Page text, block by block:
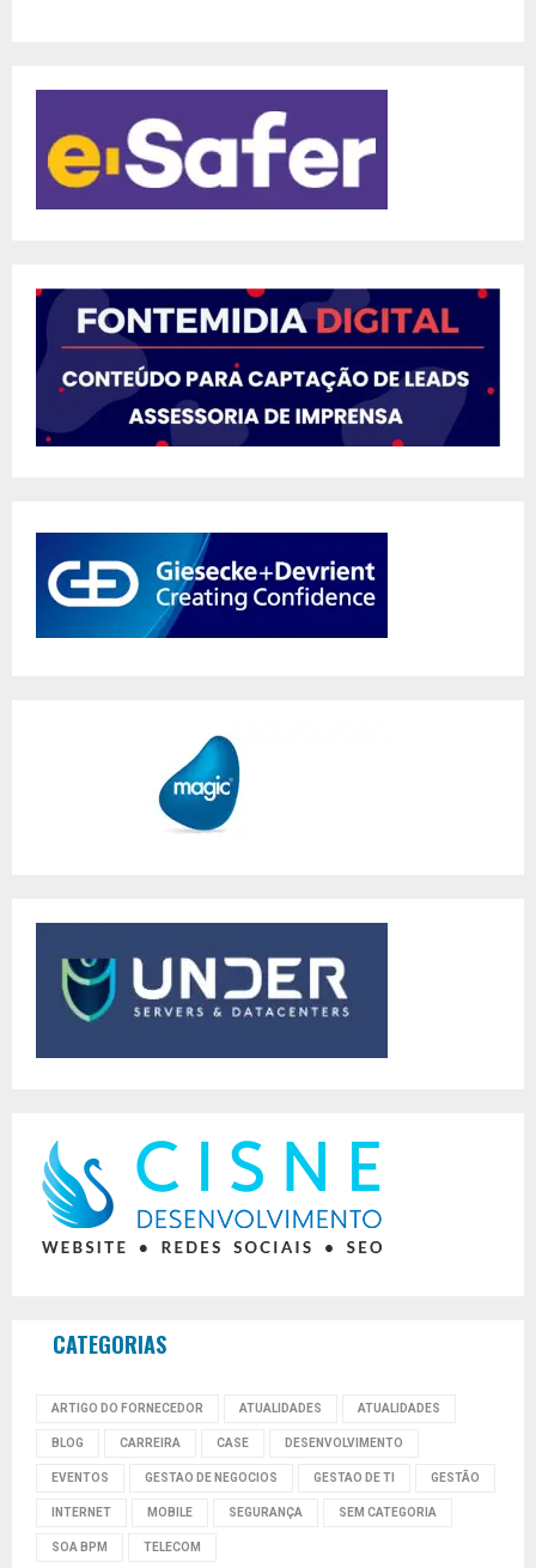
CATEGORIAS
ARTIGO DO FORNECEDOR ATUALIDADES ATUALIDADES
BLOG CARREIRA CASE DESENVOLVIMENTO
EVENTOS GESTAO DE NEGOCIOS GESTAO DE TI GESTÃO
INTERNET MOBILE SEGURANÇA SEM CATEGORIA
SOA BPM TELECOM